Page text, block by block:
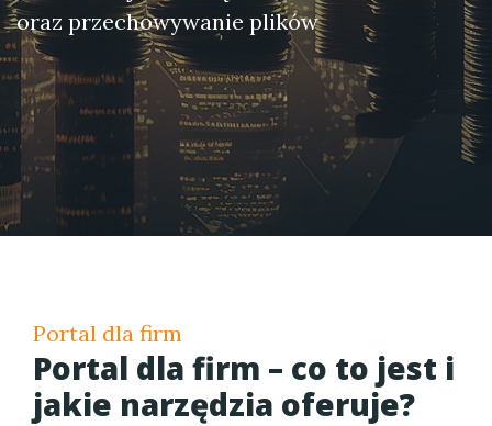
oraz przechowywanie plików
Portal dla firm
Portal dla firm – co to jest i
jakie narzędzia oferuje?